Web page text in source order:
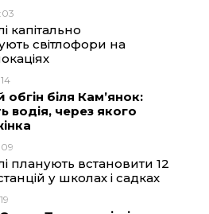
r
a
m
A
капітально
світлофори на
біля Кам’янок:
водія, через якого
планують встановити 12
у школах і садках